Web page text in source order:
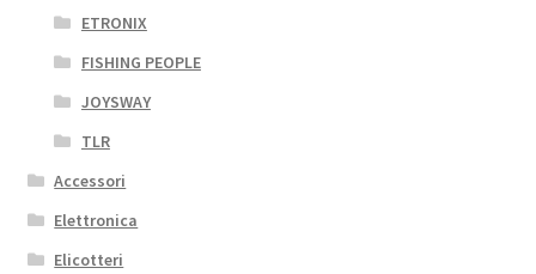
ETRONIX
FISHING PEOPLE
JOYSWAY
TLR
Accessori
Elettronica
Elicotteri